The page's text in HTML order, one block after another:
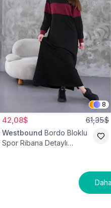
8
42,08$ 61,35$
Westbound Bordo Bloklu
Spor Ribana Detaylı